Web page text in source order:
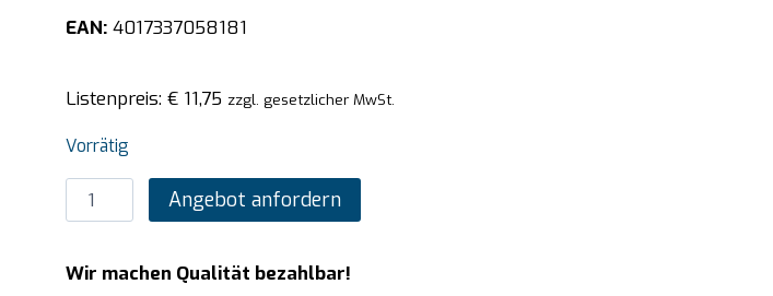
EAN:4017337058181
Listenpreis: €11,75 zzgl. gesetzlicher MwSt.
Vorrätig
SARO
Thermometer
für
Angebot anfordern
Wir machen Qualität bezahlbar!